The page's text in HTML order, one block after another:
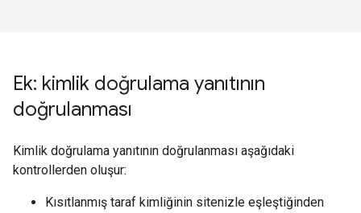
Ek: kimlik doğrulama yanıtının
doğrulanması
Kimlik doğrulama yanıtının doğrulanması aşağıdaki
kontrollerden oluşur:
Kısıtlanmış taraf kimliğinin sitenizle eşleştiğinden